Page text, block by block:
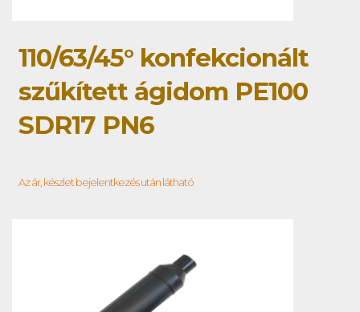
110/63/45° konfekcionált
szűkített ágidom PE100
SDR17 PN6
Az ár, készlet bejelentkezés után látható